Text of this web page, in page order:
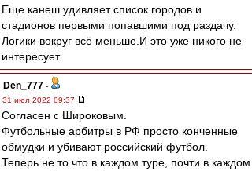
Еще канеш удивляет список городов и
стадионов первыми попавшими под раздачу.
Логики вокруг всё меньше.И это уже никого не
интересует.
Den_777 -
31 июл 2022 09:37
Согласен с Широковым.
Футбольные арбитры в РФ просто конченные
обмудки и убивают российский футбол.
Теперь не то что в каждом туре, почти в каждом